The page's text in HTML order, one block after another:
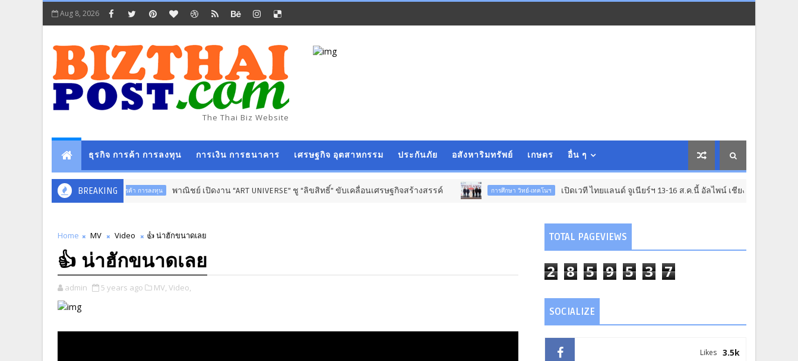
Aug 8, 2026
The Thai Biz Website
ธุรกิจ การค้า การลงทุน การเงิน การธนาคาร เศรษฐกิจ อุตสาหกรรม ประกันภัย อสังหาริมทรัพย์ เกษตร อื่น ๆ
BREAKING
ธุรกิจ การค้า การลงทุน พาณิชย์ เปิดงาน “ART UNIVERSE” ชู “ลิขสิทธิ์” ขับเคลื่อนเศรษฐกิจสร้างสรรค์ การศึกษา วิทย์-เทคโนฯ เปิดเวที ไทยแลนด์ จูเนียร์ฯ 13-16 ส.ค.นี้ อัลไพน์ เชียงใหม่
Home MV Video 👍 น่าฮักขนาดเลย
👍 น่าฮักขนาดเลย
admin 5 years ago MV, Video,
TOTAL PAGEVIEWS
2 8 5 9 5 3 7
SOCIALIZE
3.5k
Likes